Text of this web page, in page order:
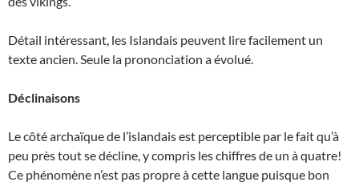
Détail intéressant, les Islandais peuvent lire facilement un
texte ancien. Seule la prononciation a évolué.
Déclinaisons
Le côté archaïque de l’islandais est perceptible par le fait qu’à
peu près tout se décline, y compris les chiffres de un à quatre!
Ce phénomène n’est pas propre à cette langue puisque bon